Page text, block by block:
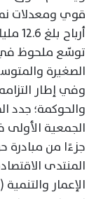
قوي ومعدلات
توسّع ملحوظ في
الصغيرة
وفي إطار
والحوكمة؛ جدد
الجمعية